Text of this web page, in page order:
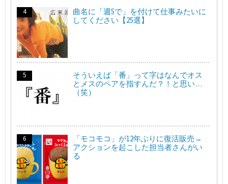
曲名に「週5で」を付けて仕事みたいに
してください【25選】
そういえば「番」って字はなんでオス
とメスのペアを指すんだ？！と思い…
（笑）
「モコモコ」が12年ぶりに復活販売→
アクションを起こした担当者さんがい
る